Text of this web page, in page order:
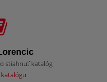
stiahnuť katalóg